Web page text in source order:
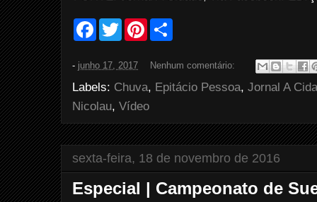
F
b
o
k
T
w
t
r
P
e
e
s
t
e
- junho 17, 2017 Nenhum comentário:
Labels: Chuva, Epitácio Pessoa, Jornal A
Nicolau, Vídeo
sexta-feira, 18 de novembro de 2016
Especial | Campeonato de